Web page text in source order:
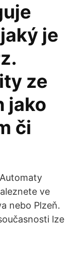
je
ze
jako
či
Automaty
ve
nebo Plzeň.
lze